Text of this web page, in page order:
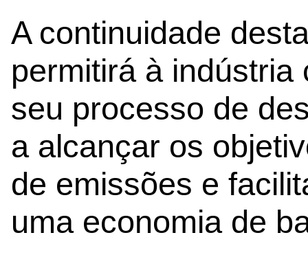
A continuidade
permitirá à
seu processo de
a alcançar os
de emissões e
uma economia de